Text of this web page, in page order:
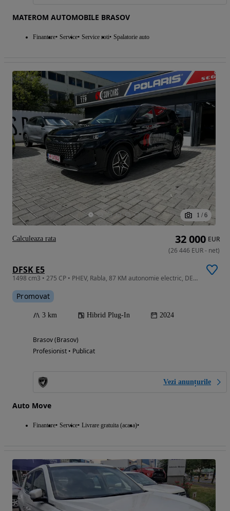
MATEROM AUTOMOBILE BRASOV
Finantare Service Service roti Spalatorie auto
1 / 6
DFSK E5
1498 cm3 • 275 CP • PHEV, Rabla, 87 KM autonomie electric, DE LA 27.436 EUR TVA INCLUS
Promovat
3 km Hibrid Plug-In 2024
Brasov (Brasov)
Profesionist • Publicat
Vezi anunțurile
Auto Move
Finantare Service Livrare gratuita (acasa)
32 000 EUR
(26 446 EUR- net)
Calculeaza rata